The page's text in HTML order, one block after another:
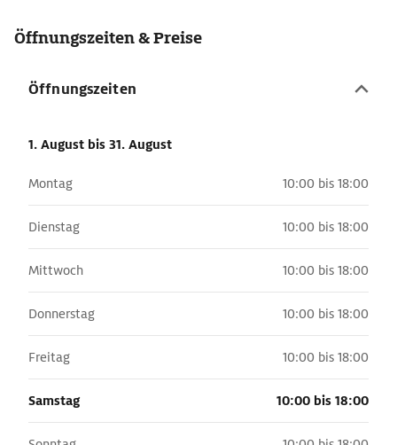
Öffnungszeiten & Preise
Öffnungszeiten
1. August bis 31. August
Montag 10:00 bis 18:00
Dienstag 10:00 bis 18:00
Mittwoch 10:00 bis 18:00
Donnerstag 10:00 bis 18:00
Freitag 10:00 bis 18:00
Samstag 10:00 bis 18:00